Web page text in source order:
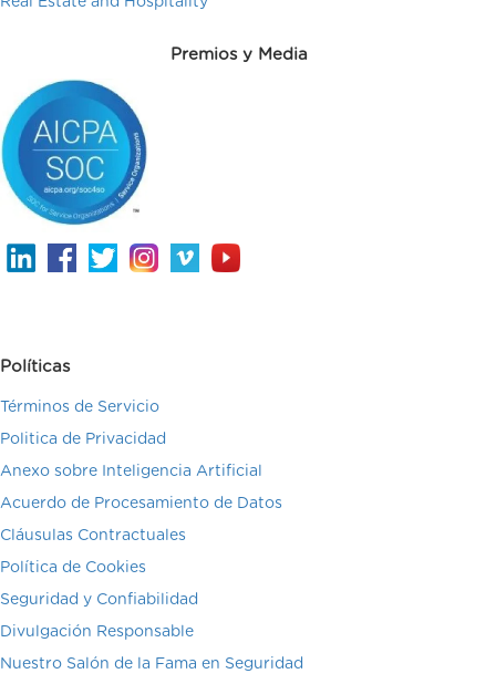
Premios y Media
Políticas
Términos de Servicio
Politica de Privacidad
Anexo sobre Inteligencia Artificial
Acuerdo de Procesamiento de Datos
Cláusulas Contractuales
Política de Cookies
Seguridad y Confiabilidad
Divulgación Responsable
Nuestro Salón de la Fama en Seguridad